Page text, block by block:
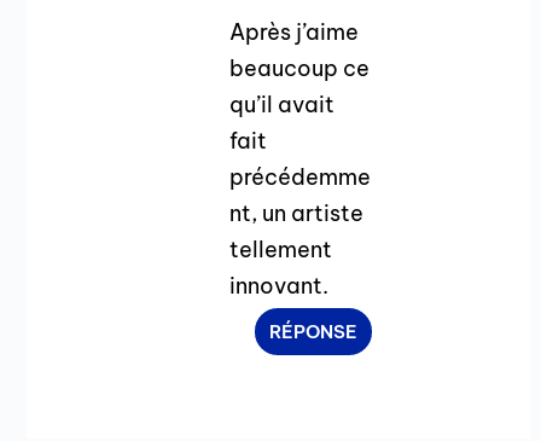
Après j’aime
beaucoup ce
qu’il avait
fait
précédemme
nt, un artiste
tellement
innovant.
RÉPONSE